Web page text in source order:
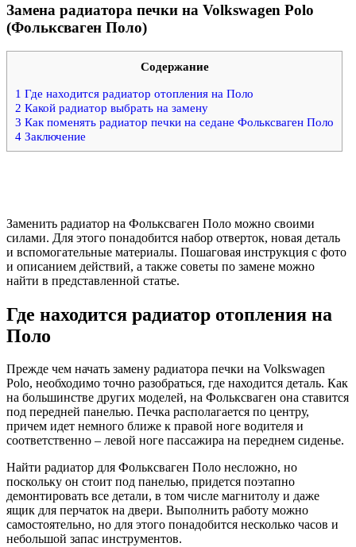
Замена радиатора печки на Volkswagen Polo
(Фольксваген Поло)
Содержание
1 Где находится радиатор отопления на Поло
2 Какой радиатор выбрать на замену
3 Как поменять радиатор печки на седане Фольксваген Поло
4 Заключение
Заменить радиатор на Фольксваген Поло можно своими
силами. Для этого понадобится набор отверток, новая деталь
и вспомогательные материалы. Пошаговая инструкция с фото
и описанием действий, а также советы по замене можно
найти в представленной статье.
Где находится радиатор отопления на
Поло
Прежде чем начать замену радиатора печки на Volkswagen
Polo, необходимо точно разобраться, где находится деталь. Как
на большинстве других моделей, на Фольксваген она ставится
под передней панелью. Печка располагается по центру,
причем идет немного ближе к правой ноге водителя и
соответственно – левой ноге пассажира на переднем сиденье.
Найти радиатор для Фольксваген Поло несложно, но
поскольку он стоит под панелью, придется поэтапно
демонтировать все детали, в том числе магнитолу и даже
ящик для перчаток на двери. Выполнить работу можно
самостоятельно, но для этого понадобится несколько часов и
небольшой запас инструментов.